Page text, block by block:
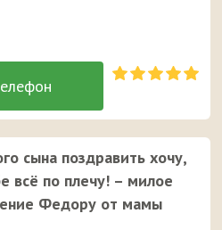
сына поздравить хочу,
всё по плечу! – милое
Федору от мамы